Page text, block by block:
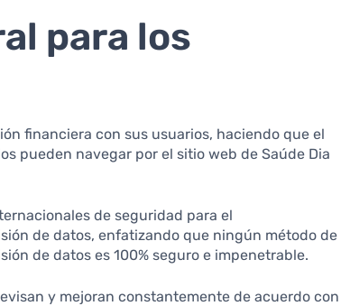
para los
financiera con sus usuarios, haciendo que el
pueden navegar por el sitio web de Saúde Dia
de seguridad para el
de datos, enfatizando que ningún método de
de datos es 100% seguro e impenetrable.
y mejoran constantemente de acuerdo con